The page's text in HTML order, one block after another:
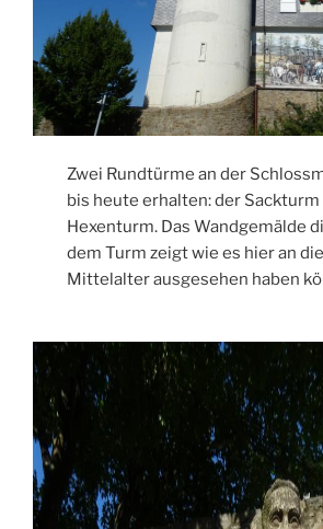
Zwei Rundtürme an der
bis heute erhalten: der Sackturm
Hexenturm. Das Wandgemälde
dem Turm zeigt wie es hier an
Mittelalter ausgesehen haben